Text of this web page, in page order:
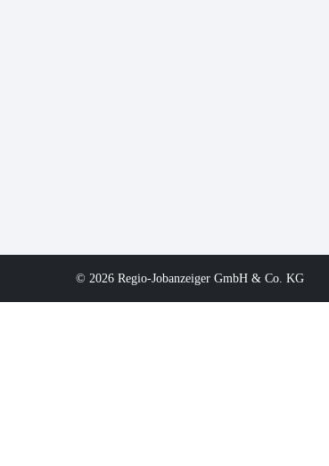
© 2026 Regio-Jobanzeiger GmbH & Co. KG